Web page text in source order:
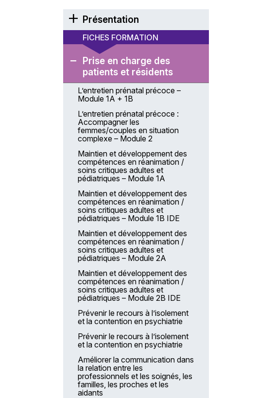
Présentation
Éditorial
Présentation générale de l’Anfh
La coordination des actions
de formation
Modalités de gestion du Plan
d’actions régional et coordonné –
Les modalités de gestion
Une équipe à votre service
Comment venir à la délégation
Anfh Centre-Val de Loire ?
Projet stratégique 2025 – 2028
Financements Anfh
Les chiffres-clés
Les services destinés
aux établissements
LA ForMuLE
L’offre de services e-Multi +
AFN 2025 – Actions de
formation nationale
Accompagnement des projets
Accompagnement des projets
L’apprentissage au sein de
Nos moyens de communication
FICHES FORMATION
Prise en charge des
patients et résidents
L’entretien prénatal précoce –
Module 1A + 1B
L’entretien prénatal précoce :
Accompagner les
femmes/couples en situation
complexe – Module 2
Maintien et développement des
compétences en réanimation /
soins critiques adultes et
pédiatriques – Module 1A
Maintien et développement des
compétences en réanimation /
soins critiques adultes et
pédiatriques – Module 1B IDE
Maintien et développement des
compétences en réanimation /
soins critiques adultes et
pédiatriques – Module 2A
Maintien et développement des
compétences en réanimation /
soins critiques adultes et
pédiatriques – Module 2B IDE
Prévenir le recours à l’isolement
et la contention en psychiatrie
Prévenir le recours à l’isolement
et la contention en psychiatrie
Améliorer la communication dans
la relation entre les
professionnels et les soignés, les
familles, les proches et les
aidants